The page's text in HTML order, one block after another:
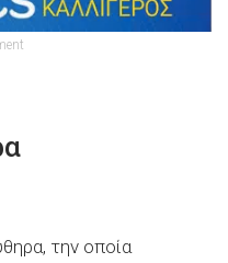
την οποία